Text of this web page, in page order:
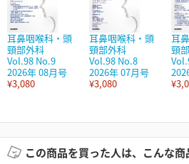
耳鼻咽喉科・頭
頸部外科
Vol.98 No.9
2026年 08月号
¥3,080
耳鼻咽喉科・頭
頸部外科
Vol.98 No.8
2026年 07月号
¥3,080
耳
頸
この商品を買った人は、こんな商